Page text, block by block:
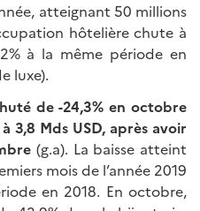
atteignant 50 millions
hôtelière chute à
à la même période en
luxe).
de -24,3% en octobre
3,8 Mds USD, après avoir
(g.a). La baisse atteint
mois de l’année 2019
en 2018. En octobre,